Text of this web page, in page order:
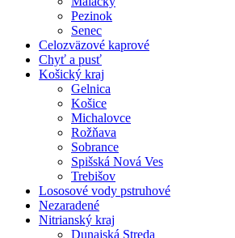
Pezinok
Senec
Celozväzové kaprové
Chyť a pusť
Košický kraj
Gelnica
Košice
Michalovce
Rožňava
Sobrance
Spišská Nová Ves
Trebišov
Lososové vody pstruhové
Nezaradené
Nitrianský kraj
Dunajská Streda